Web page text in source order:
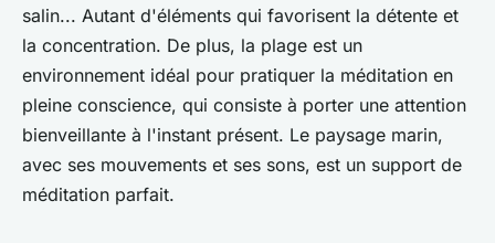
salin... Autant d'éléments qui favorisent la détente et
la concentration. De plus, la plage est un
environnement idéal pour pratiquer la méditation en
pleine conscience, qui consiste à porter une attention
bienveillante à l'instant présent. Le paysage marin,
avec ses mouvements et ses sons, est un support de
méditation parfait.